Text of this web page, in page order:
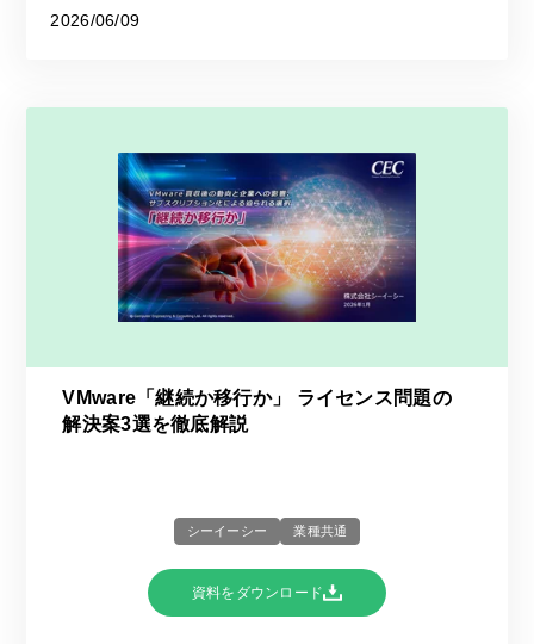
2026/06/09
VMware「継続か移行か」 ライセンス問題の
解決案3選を徹底解説
シーイーシー 業種共通
資料をダウンロード